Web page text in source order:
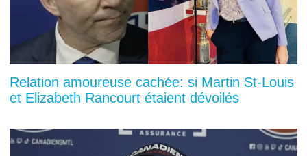
Relation amoureuse cachée: si Martin St-Louis
et Elizabeth Rancourt étaient dévoilés